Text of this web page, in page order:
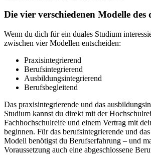
Die vier verschiedenen Modelle
Wenn du dich für ein duales Studium
zwischen vier Modellen entscheiden:
Praxisintegrierend
Berufsintegrierend
Ausbildungsintegrierend
Berufsbegleitend
Das praxisintegrierende und das
Studium kannst du direkt mit der
Fachhochschulreife und einem Vertrag mit
beginnen. Für das berufsintegrierende und
Modell benötigst du Berufserfahrung – und
Voraussetzung auch eine abgeschlossene